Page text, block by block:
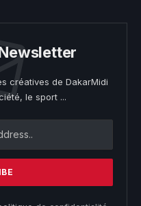
créatives de DakarMidi
le sport ...